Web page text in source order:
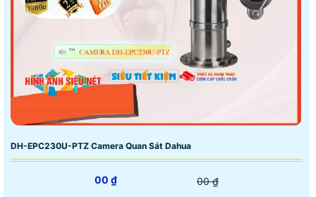
DH-EPC230U-PTZ Camera Quan Sát Dahua
00 ₫ 00 ₫